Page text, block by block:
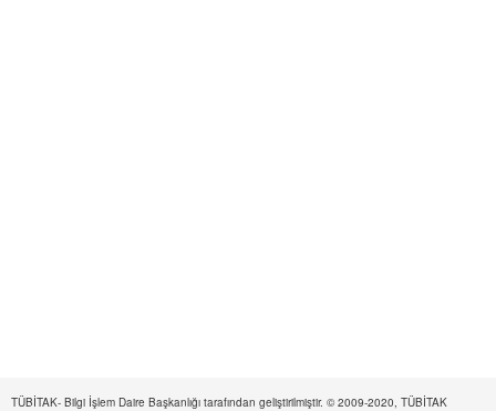
TÜBİTAK- Bilgi İşlem Daire Başkanlığı tarafından geliştirilmiştir. © 2009-2020, TÜBİTAK